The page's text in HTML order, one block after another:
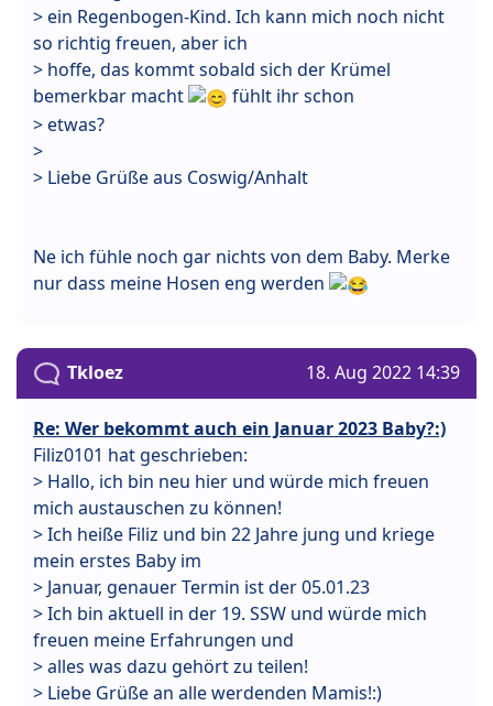
> ein Regenbogen-Kind. Ich kann mich noch nicht
so richtig freuen, aber ich
> hoffe, das kommt sobald sich der Krümel
bemerkbar macht
fühlt ihr schon
> etwas?
>
> Liebe Grüße aus Coswig/Anhalt
Ne ich fühle noch gar nichts von dem Baby. Merke
nur dass meine Hosen eng werden
Tkloez 18. Aug 2022 14:39
Re: Wer bekommt auch ein Januar 2023 Baby?:)
Filiz0101 hat geschrieben:
> Hallo, ich bin neu hier und würde mich freuen
mich austauschen zu können!
> Ich heiße Filiz und bin 22 Jahre jung und kriege
mein erstes Baby im
> Januar, genauer Termin ist der 05.01.23
> Ich bin aktuell in der 19. SSW und würde mich
freuen meine Erfahrungen und
> alles was dazu gehört zu teilen!
> Liebe Grüße an alle werdenden Mamis!:)